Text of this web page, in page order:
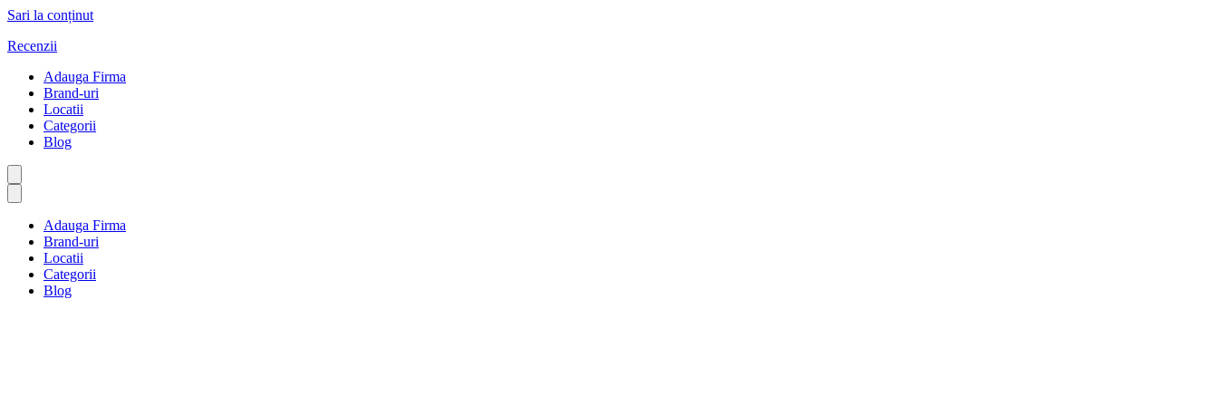
Sari la conținut
Recenzii
Adauga Firma
Brand-uri
Locatii
Categorii
Blog
Adauga Firma
Brand-uri
Locatii
Categorii
Blog